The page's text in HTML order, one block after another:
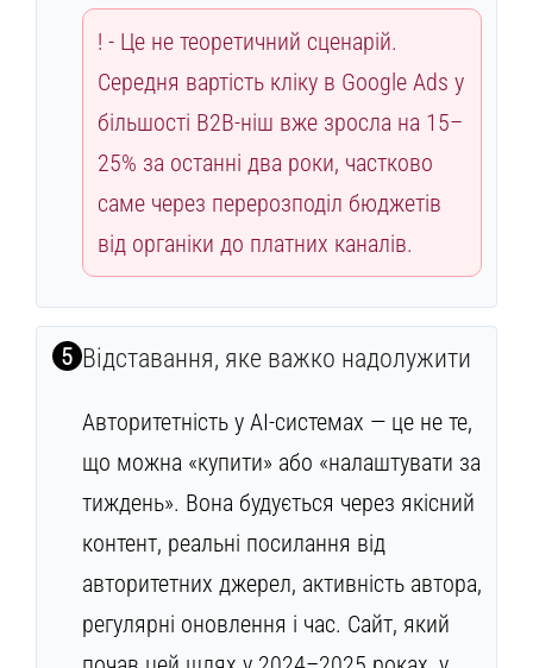
Це не теоретичний сценарій.
Середня вартість кліку в Google Ads у
більшості B2B-ніш вже зросла на 15–
25% за останні два роки, частково
саме через перерозподіл бюджетів
від органіки до платних каналів.
5 Відставання, яке важко надолужити
Авторитетність у AI-системах — це не те,
що можна «купити» або «налаштувати за
тиждень». Вона будується через якісний
контент, реальні посилання від
авторитетних джерел, активність автора,
регулярні оновлення і час. Сайт, який